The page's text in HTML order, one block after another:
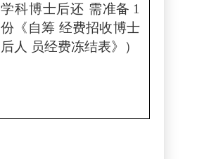
学科博士后还 需准备 1
份《自筹 经费招收博士
后人 员经费冻结表》）